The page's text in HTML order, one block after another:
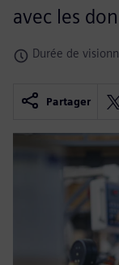
avec les
Durée de
Partager